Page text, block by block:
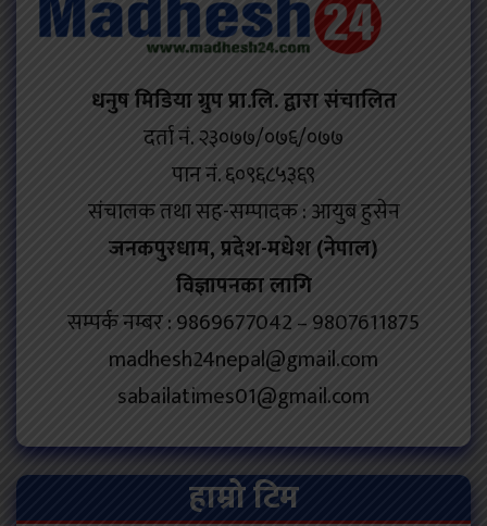
धनुष मिडिया ग्रुप प्रा.लि. द्वारा संचालित
दर्ता नं. २३०७७/०७६/०७७
पान नं. ६०९६८५३६९
संचालक तथा सह-सम्पादक : आयुब हुसेन
जनकपुरधाम, प्रदेश-मधेश (नेपाल)
विज्ञापनका लागि
सम्पर्क नम्बर : 9869677042 – 9807611875
madhesh24nepal@gmail.com
sabailatimes01@gmail.com
हाम्रो टिम